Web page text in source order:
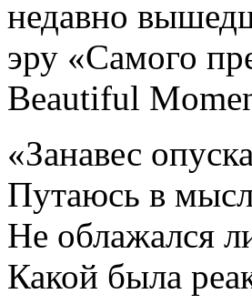
недавно
эру «Самого
Beautiful
«Занавес
Путаюсь в
Не облажался
Какой была